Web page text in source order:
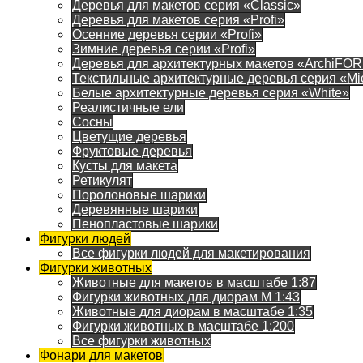
Деревья для макетов серия «Classic»
Деревья для макетов серия «Profi»
Осенние деревья серии «Profi»
Зимние деревья серии «Profi»
Деревья для архитектурных макетов
Текстильные архитектурные деревья серия
Белые архитектурные деревья серия «White»
Реалистичные ели
Сосны
Цветущие деревья
Фруктовые деревья
Кусты для макета
Ретикулят
Поролоновые шарики
Деревянные шарики
Пенопластовые шарики
Фигурки людей
Все фигурки людей для макетирования
Фигурки животных
Животные для макетов в масштабе 1:87
Фигурки животных для диорам М 1:43
Животные для диорам в масштабе 1:35
Фигурки животных в масштабе 1:200
Все фигурки животных
Фонари для макетов